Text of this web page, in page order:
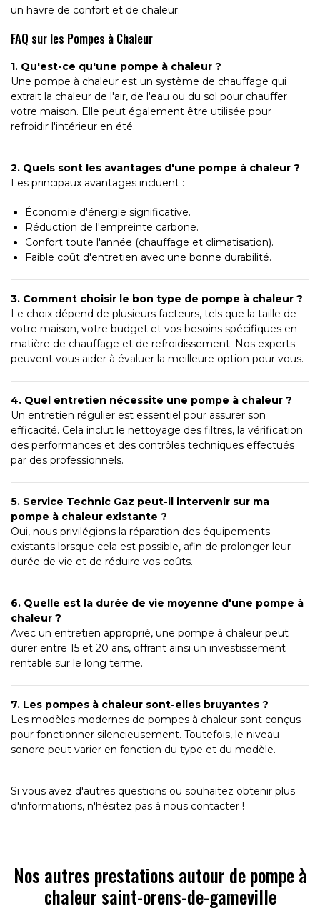
un havre de confort et de chaleur.
FAQ sur les Pompes à Chaleur
1. Qu'est-ce qu'une pompe à chaleur ?
Une pompe à chaleur est un système de chauffage qui
extrait la chaleur de l'air, de l'eau ou du sol pour chauffer
votre maison. Elle peut également être utilisée pour
refroidir l'intérieur en été.
2. Quels sont les avantages d'une pompe à chaleur ?
Les principaux avantages incluent :
Économie d'énergie significative.
Réduction de l'empreinte carbone.
Confort toute l'année (chauffage et climatisation).
Faible coût d'entretien avec une bonne durabilité.
3. Comment choisir le bon type de pompe à chaleur ?
Le choix dépend de plusieurs facteurs, tels que la taille de
votre maison, votre budget et vos besoins spécifiques en
matière de chauffage et de refroidissement. Nos experts
peuvent vous aider à évaluer la meilleure option pour vous.
4. Quel entretien nécessite une pompe à chaleur ?
Un entretien régulier est essentiel pour assurer son
efficacité. Cela inclut le nettoyage des filtres, la vérification
des performances et des contrôles techniques effectués
par des professionnels.
5. Service Technic Gaz peut-il intervenir sur ma
pompe à chaleur existante ?
Oui, nous privilégions la réparation des équipements
existants lorsque cela est possible, afin de prolonger leur
durée de vie et de réduire vos coûts.
6. Quelle est la durée de vie moyenne d'une pompe à
chaleur ?
Avec un entretien approprié, une pompe à chaleur peut
durer entre 15 et 20 ans, offrant ainsi un investissement
rentable sur le long terme.
7. Les pompes à chaleur sont-elles bruyantes ?
Les modèles modernes de pompes à chaleur sont conçus
pour fonctionner silencieusement. Toutefois, le niveau
sonore peut varier en fonction du type et du modèle.
Si vous avez d'autres questions ou souhaitez obtenir plus
d'informations, n'hésitez pas à nous contacter !
Nos autres prestations autour de pompe à
chaleur saint-orens-de-gameville